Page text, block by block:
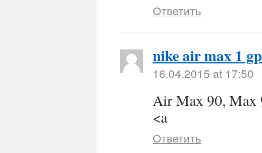
Ответить
nike air max 1
16.04.2015 at 17:50
Air Max 90, Max
<a
Ответить